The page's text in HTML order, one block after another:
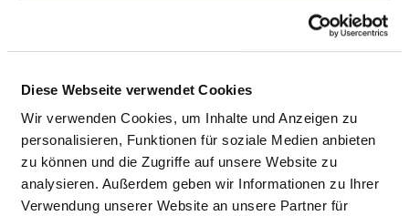
Diese Webseite verwendet Cookies
Wir verwenden Cookies, um Inhalte und Anzeigen zu
personalisieren, Funktionen für soziale Medien anbieten
zu können und die Zugriffe auf unsere Website zu
analysieren. Außerdem geben wir Informationen zu Ihrer
Verwendung unserer Website an unsere Partner für